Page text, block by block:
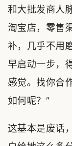
和大批发商人
淘宝店，零售
补，几乎不用
早启动一步，
感觉。找你合
如何呢？”
这基本是废话